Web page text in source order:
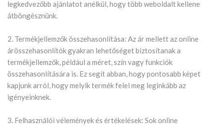
legkedvezőbb ajánlatot anélkül, hogy több weboldalt kellene
átböngésznünk.
2. Termékjellemzők összehasonlítása: Az ár mellett az online
árösszehasonlítók gyakran lehetőséget biztosítanak a
termékjellemzők, például a méret, szín vagy funkciók
összehasonlítására is. Ez segít abban, hogy pontosabb képet
kapjunk arról, hogy melyik termék felel meg leginkább az
igényeinknek.
3. Felhasználói vélemények és értékelések: Sok online